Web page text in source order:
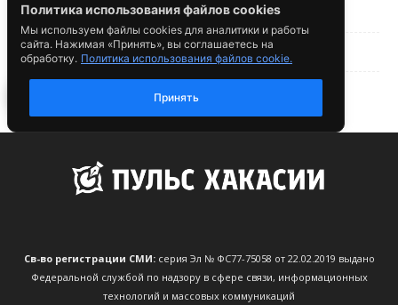
Св-во регистрации СМИ:серия Эл № ФС77-75058 от 22.02.2019 выдано
Федеральной службой по надзору в сфере связи, информационных
технологий и массовых коммуникаций